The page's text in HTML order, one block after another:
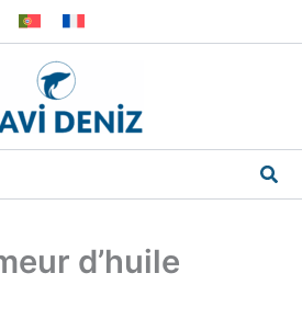
d’huile